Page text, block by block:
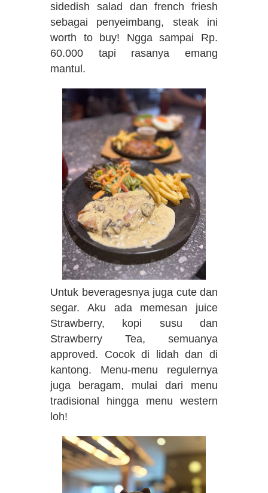
sidedish salad dan french friesh
sebagai penyeimbang, steak ini
worth to buy! Ngga sampai Rp.
60.000 tapi rasanya emang
mantul.
Untuk beveragesnya juga cute dan
segar. Aku ada memesan juice
Strawberry, kopi susu dan
Strawberry Tea, semuanya
approved. Cocok di lidah dan di
kantong. Menu-menu regulernya
juga beragam, mulai dari menu
tradisional hingga menu western
loh!